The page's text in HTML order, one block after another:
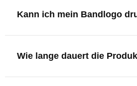
ergonomisch, sicher und gut
Kann ich mein Bandlogo
deine Bühne, deine Marke.
Wie lange dauert die